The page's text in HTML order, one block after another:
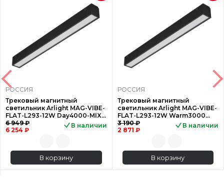
РОССИЯ
Трековый магнитный
светильник Arlight MAG-VIBE-
FLAT-L293-12W Day4000-MIX
(BK, 100 deg, 48V, DALI) 04
6 949 ₽
6 254 ₽
В наличии
В корзину
РОССИЯ
Трековый магнитный
светильник Arlight MAG-VIBE-
FLAT-L293-12W Warm3000
(BK, 100 deg, 48V) 044432
3 190 ₽
2 871 ₽
В наличии
В корзину